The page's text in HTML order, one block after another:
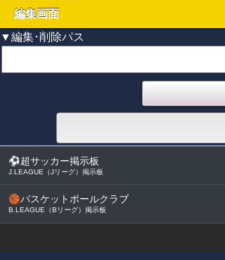
編集画面
▼編集･削除パス
⚽超サッカー掲示板
J.LEAGUE（Jリーグ）掲示板
🏀バスケットボールクラブ
B.LEAGUE（Bリーグ）掲示板